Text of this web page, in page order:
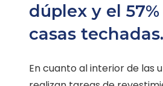
dúplex y el
casas techadas.
En cuanto al interior de las